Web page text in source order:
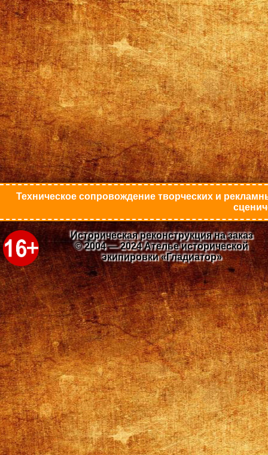
Техническое сопровождение творческих и
Историческая реконструкция на заказ
© 2004 — 2024 Ателье исторической
экипировки «Гладиатор»